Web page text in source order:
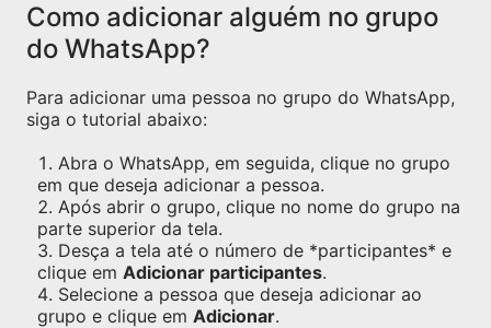
Como adicionar alguém no grupo
do WhatsApp?
Para adicionar uma pessoa no grupo do WhatsApp,
siga o tutorial abaixo:
Abra o WhatsApp, em seguida, clique no grupo
em que deseja adicionar a pessoa.
Após abrir o grupo, clique no nome do grupo na
parte superior da tela.
Desça a tela até o número de *participantes* e
clique em Adicionar participantes.
Selecione a pessoa que deseja adicionar ao
grupo e clique em Adicionar.